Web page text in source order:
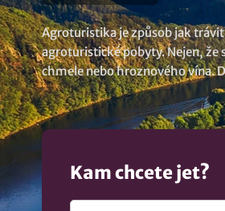
Agroturistika je způsob jak
agroturistické pobyty. Nejen, že
chmele nebo hroznového vína.
spojit i s vyzkoušením
Kam chcete jet?